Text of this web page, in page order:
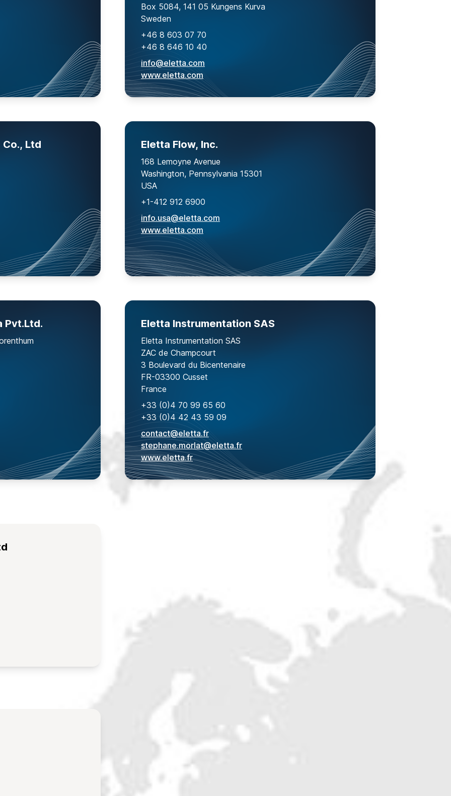
Box 5084, 141 05 Kungens Kurva
Sweden
+46 8 603 07 70
+46 8 646 10 40
info@eletta.com
www.eletta.com
Ltd Eletta Flow, Inc.
168 Lemoyne Avenue
Washington, Pennsylvania 15301
USA
+1-412 912 6900
info.usa@eletta.com
www.eletta.com
Pvt.Ltd. Eletta Instrumentation SAS
Eletta Instrumentation SAS
ZAC de Champcourt
3 Boulevard du Bicentenaire
FR-03300 Cusset
France
+33 (0)4 70 99 65 60
+33 (0)4 42 43 59 09
contact@eletta.fr
stephane.morlat@eletta.fr
www.eletta.fr